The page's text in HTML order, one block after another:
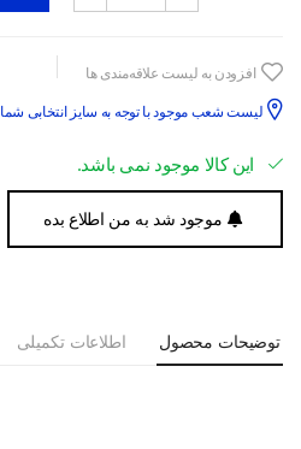
افزودن به لیست علاقه‌مندی ها
لیست شعب موجود با توجه به سایز انتخابی شما
این کالا موجود نمی باشد.
موجود شد به من اطلاع بده
توضیحات محصول اطلاعات تکمیلی